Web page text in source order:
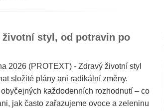
životní styl, od potravin po
2026 (PROTEXT) - Zdravý životní styl
složité plány ani radikální změny.
každodenních rozhodnutí – co
jak často zařazujeme ovoce a zeleninu